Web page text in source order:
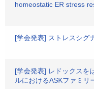
homeostatic ER stress
[学会発表] ストレスシグ
[学会発表] レドックスを
ルにおけるASKファミリ